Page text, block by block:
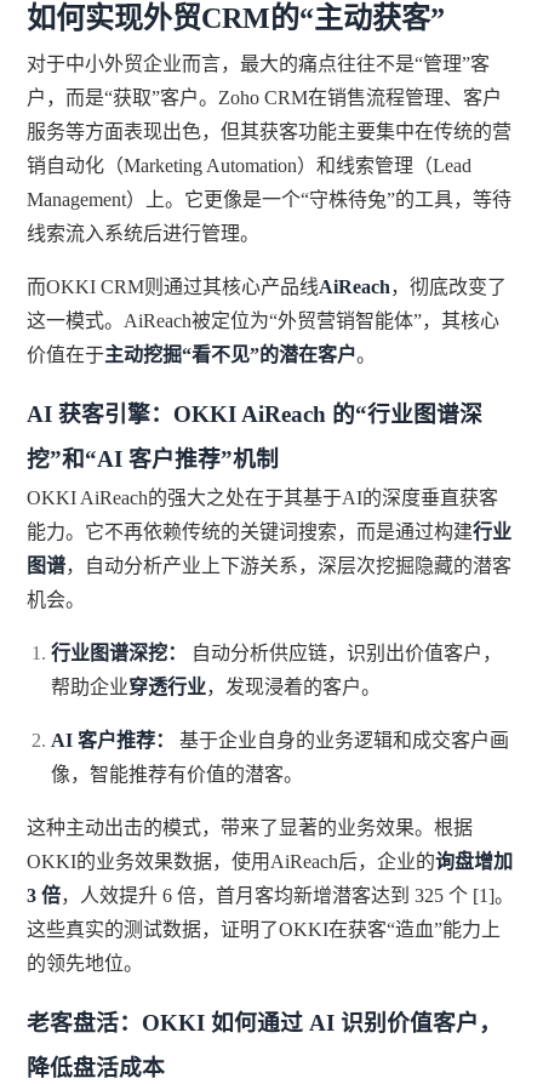
如何实现外贸CRM的“主动获客”
对于中小外贸企业而言，最大的痛点往往不是“管理”客
户，而是“获取”客户。Zoho CRM在销售流程管理、客户
服务等方面表现出色，但其获客功能主要集中在传统的营
销自动化（Marketing Automation）和线索管理（Lead
Management）上。它更像是一个“守株待兔”的工具，等待
线索流入系统后进行管理。
而OKKI CRM则通过其核心产品线AiReach，彻底改变了
这一模式。AiReach被定位为“外贸营销智能体”，其核心
价值在于主动挖掘“看不见”的潜在客户。
AI 获客引擎：OKKI AiReach 的“行业图谱深
挖”和“AI 客户推荐”机制
OKKI AiReach的强大之处在于其基于AI的深度垂直获客
能力。它不再依赖传统的关键词搜索，而是通过构建行业
图谱，自动分析产业上下游关系，深层次挖掘隐藏的潜客
机会。
行业图谱深挖：
自动分析供应链，识别出价值客户，
帮助企业穿透行业，发现浸着的客户。
AI 客户推荐：
基于企业自身的业务逻辑和成交客户画
像，智能推荐有价值的潜客。
这种主动出击的模式，带来了显著的业务效果。根据
OKKI的业务效果数据，使用AiReach后，企业的询盘增加
3 倍，人效提升 6 倍，首月客均新增潜客达到 325 个 [1]。
这些真实的测试数据，证明了OKKI在获客“造血”能力上
的领先地位。
老客盘活：OKKI 如何通过 AI 识别价值客户，
降低盘活成本